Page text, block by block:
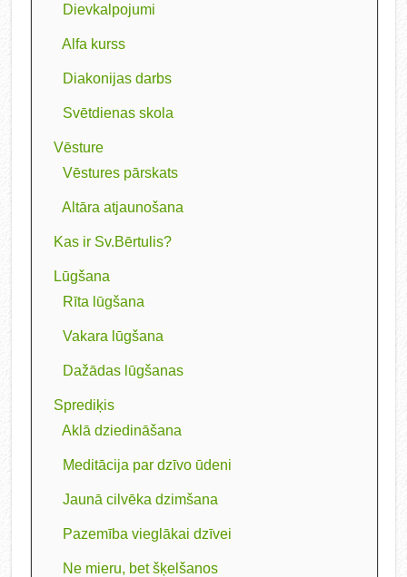
Dievkalpojumi
Alfa kurss
Diakonijas darbs
Svētdienas skola
Vēsture
Vēstures pārskats
Altāra atjaunošana
Kas ir Sv.Bērtulis?
Lūgšana
Rīta lūgšana
Vakara lūgšana
Dažādas lūgšanas
Sprediķis
Aklā dziedināšana
Meditācija par dzīvo ūdeni
Jaunā cilvēka dzimšana
Pazemība vieglākai dzīvei
Ne mieru, bet šķelšanos